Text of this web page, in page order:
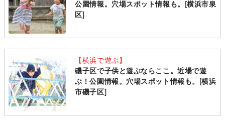
公園情報。穴場スポット情報も。[横浜市泉
区]
【横浜で遊ぶ】
磯子区で子供と遊ぶならここ。近場で遊
ぶ！公園情報。穴場スポット情報も。[横浜
市磯子区]